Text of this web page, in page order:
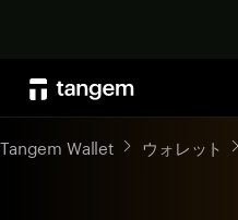
Tangem Wallet ウォレット